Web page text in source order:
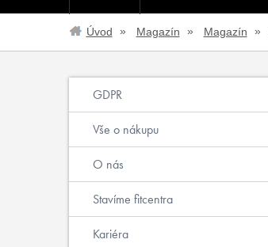
Úvod Magazín Magazín
GDPR
Vše o nákupu
O nás
Stavíme fitcentra
Kariéra